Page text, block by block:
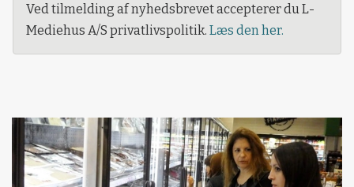
Ved tilmelding af nyhedsbrevet accepterer du L-
Mediehus A/S privatlivspolitik. Læs den her.